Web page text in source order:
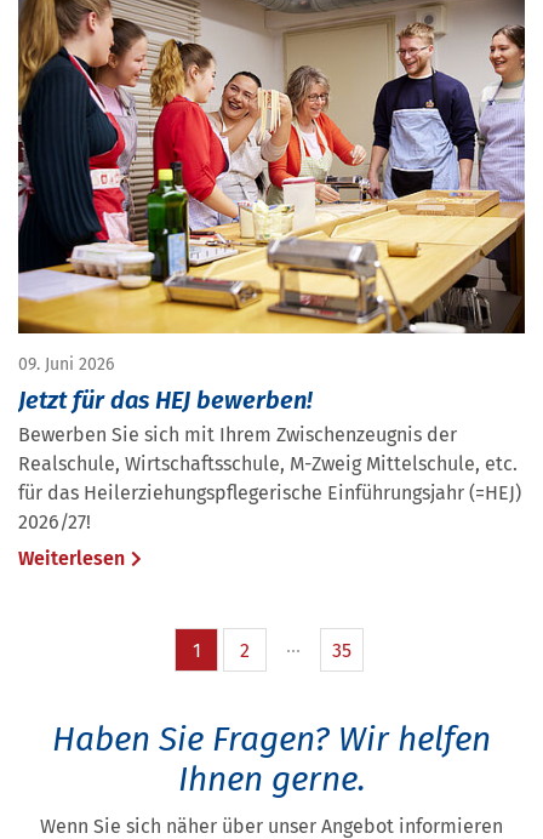
09. Juni 2026
Jetzt für das HEJ bewerben!
Bewerben Sie sich mit Ihrem Zwischenzeugnis der
Realschule, Wirtschaftsschule, M-Zweig Mittelschule, etc.
für das Heilerziehungspflegerische Einführungsjahr (=HEJ)
2026/27!
Weiterlesen
1 2 35
Haben Sie Fragen? Wir helfen
Ihnen gerne.
Wenn Sie sich näher über unser Angebot informieren